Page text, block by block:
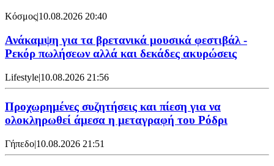
Κόσμος|10.08.2026 20:40
Ανάκαμψη για τα βρετανικά μουσικά φεστιβάλ -
Ρεκόρ πωλήσεων αλλά και δεκάδες ακυρώσεις
Lifestyle|10.08.2026 21:56
Προχωρημένες συζητήσεις και πίεση για να
ολοκληρωθεί άμεσα η μεταγραφή του Ρόδρι
Γήπεδο|10.08.2026 21:51